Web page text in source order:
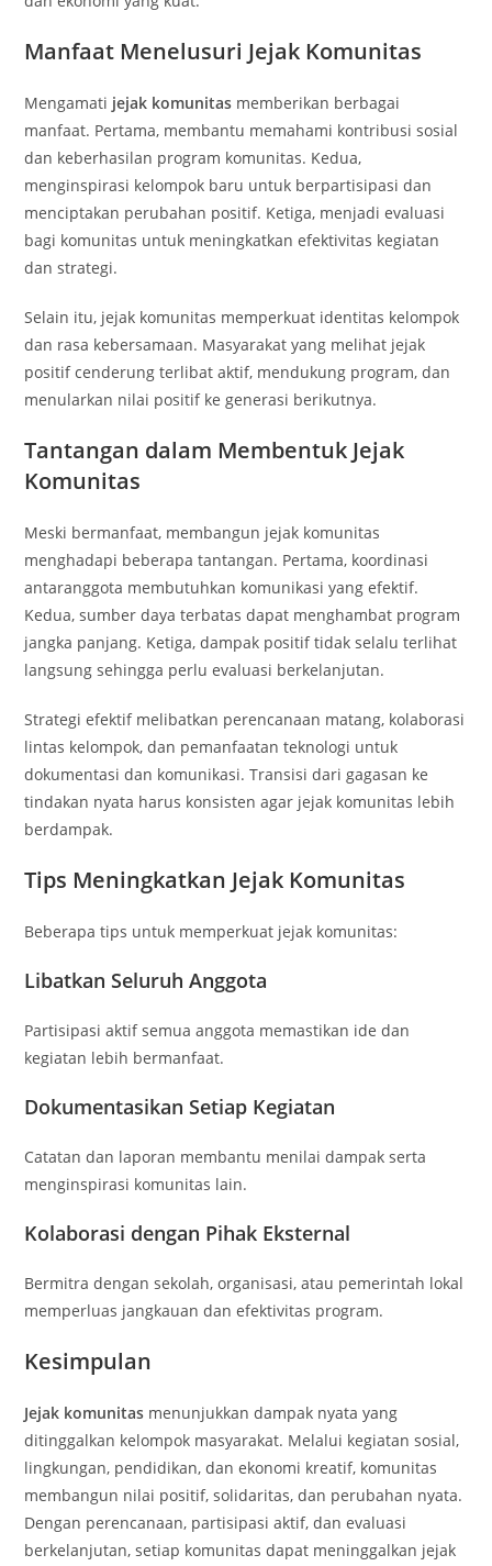
Manfaat Menelusuri Jejak Komunitas
Mengamati jejak komunitas memberikan berbagai
manfaat. Pertama, membantu memahami kontribusi sosial
dan keberhasilan program komunitas. Kedua,
menginspirasi kelompok baru untuk berpartisipasi dan
menciptakan perubahan positif. Ketiga, menjadi evaluasi
bagi komunitas untuk meningkatkan efektivitas kegiatan
dan strategi.
Selain itu, jejak komunitas memperkuat identitas kelompok
dan rasa kebersamaan. Masyarakat yang melihat jejak
positif cenderung terlibat aktif, mendukung program, dan
menularkan nilai positif ke generasi berikutnya.
Tantangan dalam Membentuk Jejak
Komunitas
Meski bermanfaat, membangun jejak komunitas
menghadapi beberapa tantangan. Pertama, koordinasi
antaranggota membutuhkan komunikasi yang efektif.
Kedua, sumber daya terbatas dapat menghambat program
jangka panjang. Ketiga, dampak positif tidak selalu terlihat
langsung sehingga perlu evaluasi berkelanjutan.
Strategi efektif melibatkan perencanaan matang, kolaborasi
lintas kelompok, dan pemanfaatan teknologi untuk
dokumentasi dan komunikasi. Transisi dari gagasan ke
tindakan nyata harus konsisten agar jejak komunitas lebih
berdampak.
Tips Meningkatkan Jejak Komunitas
Beberapa tips untuk memperkuat jejak komunitas:
Libatkan Seluruh Anggota
Partisipasi aktif semua anggota memastikan ide dan
kegiatan lebih bermanfaat.
Dokumentasikan Setiap Kegiatan
Catatan dan laporan membantu menilai dampak serta
menginspirasi komunitas lain.
Kolaborasi dengan Pihak Eksternal
Bermitra dengan sekolah, organisasi, atau pemerintah lokal
memperluas jangkauan dan efektivitas program.
Kesimpulan
Jejak komunitas menunjukkan dampak nyata yang
ditinggalkan kelompok masyarakat. Melalui kegiatan sosial,
lingkungan, pendidikan, dan ekonomi kreatif, komunitas
membangun nilai positif, solidaritas, dan perubahan nyata.
Dengan perencanaan, partisipasi aktif, dan evaluasi
berkelanjutan, setiap komunitas dapat meninggalkan jejak